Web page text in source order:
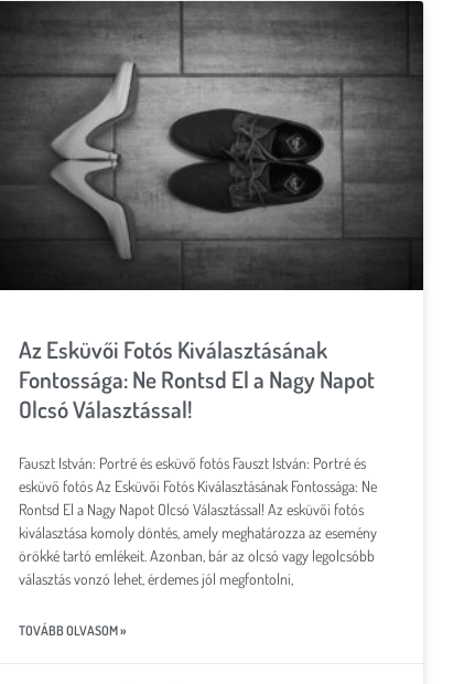
Az Esküvői Fotós Kiválasztásának
Fontossága: Ne Rontsd El a Nagy Napot
Olcsó Választással!
Fauszt István: Portré és esküvő fotós Fauszt István: Portré és
esküvő fotós Az Esküvői Fotós Kiválasztásának Fontossága: Ne
Rontsd El a Nagy Napot Olcsó Választással! Az esküvői fotós
kiválasztása komoly döntés, amely meghatározza az esemény
örökké tartó emlékeit. Azonban, bár az olcsó vagy legolcsóbb
választás vonzó lehet, érdemes jól megfontolni,
TOVÁBB OLVASOM »